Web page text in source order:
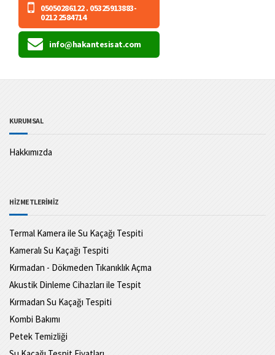
05050286122 . 05325913883-
0212 2584714
info@hakantesisat.com
KURUMSAL
Hakkımızda
HİZMETLERİMİZ
Termal Kamera ile Su Kaçağı Tespiti
Kameralı Su Kaçağı Tespiti
Kırmadan - Dökmeden Tıkanıklık Açma
Akustik Dinleme Cihazları ile Tespit
Kırmadan Su Kaçağı Tespiti
Kombi Bakımı
Petek Temizliği